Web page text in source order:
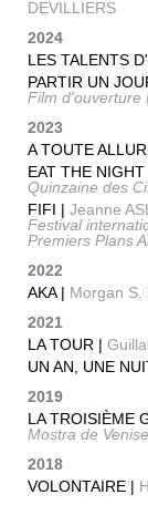
DEVILLIERS
2024
LES TALENTS
PARTIR UN
Film d'ouverture
2023
A TOUTE
EAT THE NIGHT
Quinzaine des
FIFI | Jeanne
Festival
Premiers Plans
2022
AKA | Morgan S.
2021
LA TOUR |
UN AN, UNE
2019
LA TROISIÈME
Mostra de
2018
VOLONTAIRE |